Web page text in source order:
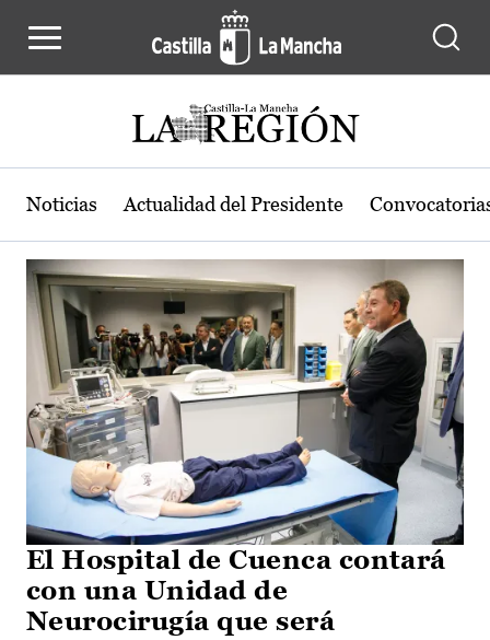
Actualidad de la región de Castilla-
Noticias Actualidad del Presidente
El Hospital de Cuenca contará
con una Unidad de
Neurocirugía que será